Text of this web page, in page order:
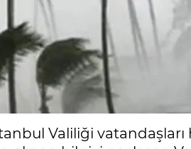
Valiliği